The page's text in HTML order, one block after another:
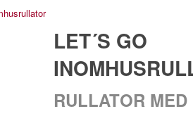
LET´S GO
RULLATOR